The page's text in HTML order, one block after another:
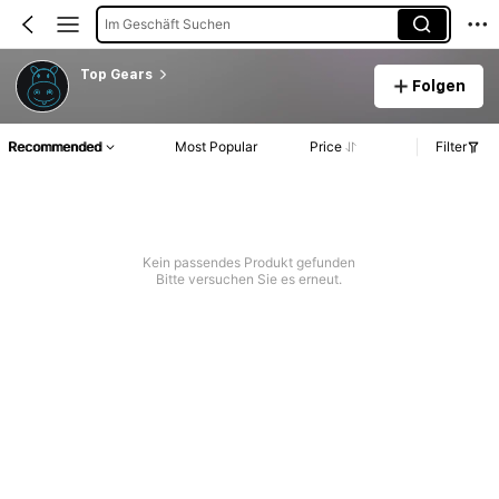
Im Geschäft Suchen
Top Gears
Folgen
Recommended Most Popular Price Filter
Kein passendes Produkt gefunden
Bitte versuchen Sie es erneut.